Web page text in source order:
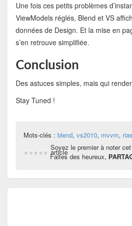
Une fois ces petits problèmes
ViewModels réglés, Blend et VS
données de Design. Et la mise en
s’en retrouve simplifiée.
Conclusion
Des astuces simples, mais qui
Stay Tuned !
Mots-clés : blend, vs2010, mvvm,
Soyez le premier à noter cet
article
Faites des heureux,